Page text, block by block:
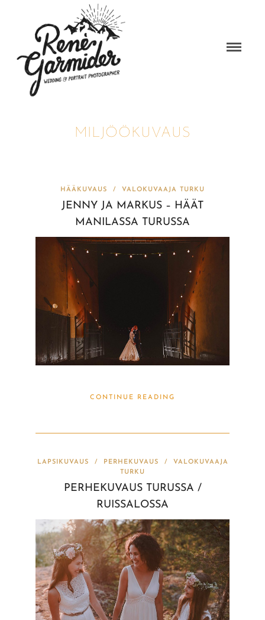
MILJÖÖKUVAUS
HÄÄKUVAUS / VALOKUVAAJA TURKU
JENNY JA MARKUS – HÄÄT
MANILASSA TURUSSA
CONTINUE READING
LAPSIKUVAUS / PERHEKUVAUS /
VALOKUVAAJA
TURKU
PERHEKUVAUS TURUSSA /
RUISSALOSSA